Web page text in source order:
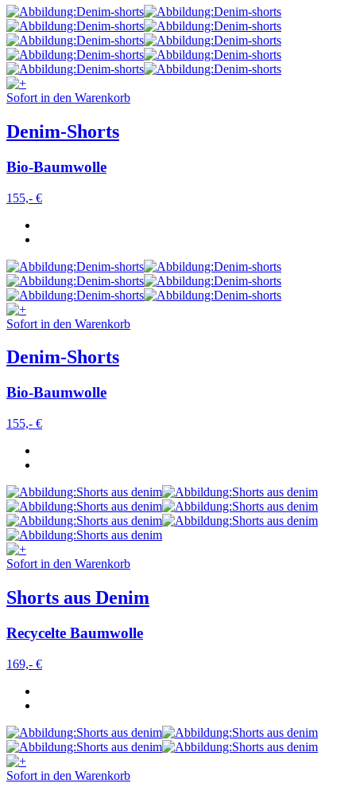
Sofort in den Warenkorb
Denim-Shorts
Bio-Baumwolle
155,- €
Sofort in den Warenkorb
Denim-Shorts
Bio-Baumwolle
155,- €
Sofort in den Warenkorb
Shorts aus Denim
Recycelte Baumwolle
169,- €
Sofort in den Warenkorb